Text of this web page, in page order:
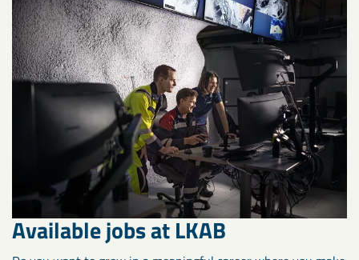
Available jobs at LKAB